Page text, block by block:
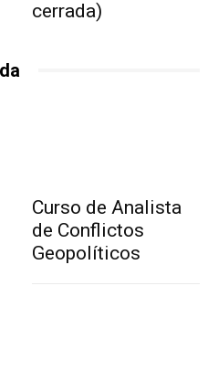
cerrada)
Curso de Analista
de Conflictos
Geopolíticos